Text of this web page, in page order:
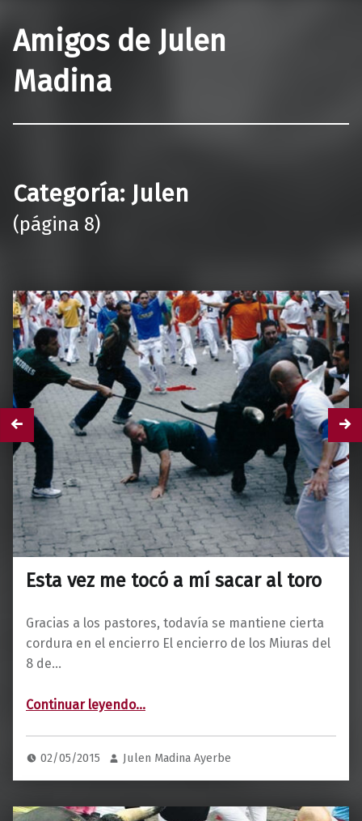
Amigos de Julen
Madina
Categoría: Julen
(página 8)
Esta vez me tocó a mí sacar al toro
Gracias a los pastores, todavía se mantiene cierta
cordura en el encierro El encierro de los Miuras del
8 de…
Continuar leyendo“Esta vez me tocó a mí sacar al toro”
…
02/05/2015 Julen Madina Ayerbe